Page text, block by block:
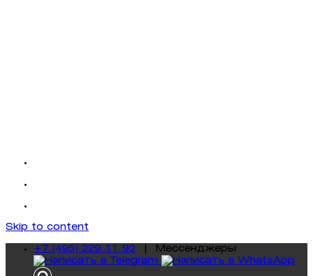
Skip to content
+7 (495) 229 11 92 Mессенджеры